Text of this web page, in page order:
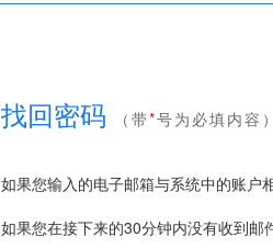
找回密码 （带*号为必填内容）
如果您输入的电子邮箱与系统中的账户
如果您在接下来的30分钟内没有收到邮